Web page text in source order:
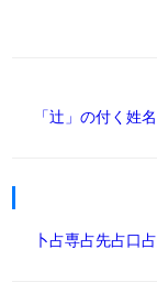
「辻」の付く姓名
卜占専占先占口占